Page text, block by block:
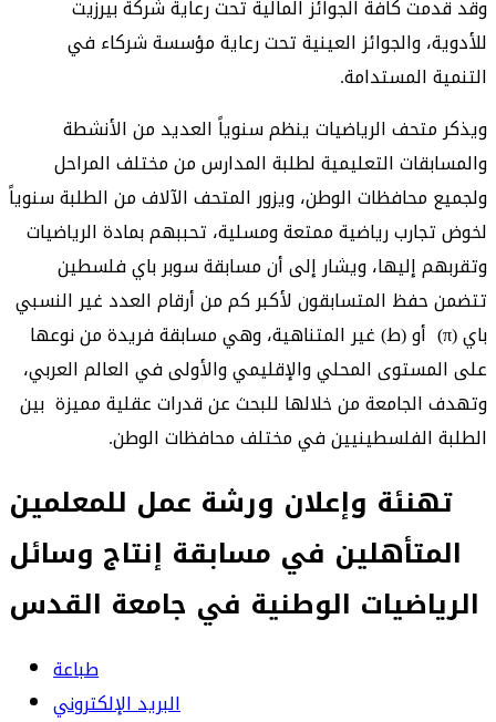
وقد قدمت كافة الجوائز المالية تحت رعاية شركة بيرزيت
للأدوية، والجوائز العينية تحت رعاية مؤسسة شركاء في
التنمية المستدامة.
ويذكر متحف الرياضيات ينظم سنوياً العديد من الأنشطة
والمسابقات التعليمية لطلبة المدارس من مختلف المراحل
ولجميع محافظات الوطن، ويزور المتحف الآلاف من الطلبة سنوياً
لخوض تجارب رياضية ممتعة ومسلية، تحببهم بمادة الرياضيات
وتقربهم إليها، ويشار إلى أن مسابقة سوبر باي فلسطين
تتضمن حفظ المتسابقون لأكبر كم من أرقام العدد غير النسبي
باي (π) أو (ط) غير المتناهية، وهي مسابقة فريدة من نوعها
على المستوى المحلي والإقليمي والأولى في العالم العربي،
وتهدف الجامعة من خلالها للبحث عن قدرات عقلية مميزة بين
الطلبة الفلسطينيين في مختلف محافظات الوطن.
تهنئة وإعلان ورشة عمل للمعلمين
المتأهلين في مسابقة إنتاج وسائل
الرياضيات الوطنية في جامعة القدس
طباعة
البريد الإلكتروني